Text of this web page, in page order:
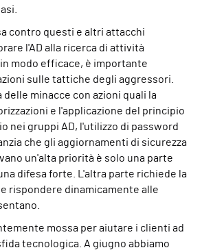
contro questi e altri attacchi
l'AD alla ricerca di attività
modo efficace, è importante
sulle tattiche degli aggressori.
delle minacce con azioni quali la
e l'applicazione del principio
nei gruppi AD, l'utilizzo di password
che gli aggiornamenti di sicurezza
un'alta priorità è solo una parte
difesa forte. L'altra parte richiede la
rispondere dinamicamente alle
mossa per aiutare i clienti ad
tecnologica. A giugno abbiamo